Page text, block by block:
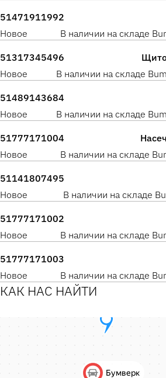
51471911992
Новое
В наличии на складе
51317345496
Новое
В наличии на складе
51489143684
Новое
В наличии на складе
51777171004
Новое
В наличии на складе
51141807495
Новое
В наличии на складе
51777171002
Новое
В наличии на складе
51777171003
Новое
В наличии на складе
КАК НАС НАЙТИ